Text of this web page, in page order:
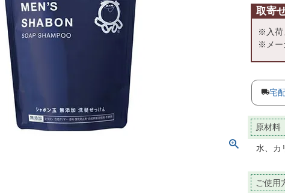
取寄
※入荷
※メー
宅
原材料
水、カ
ご使用